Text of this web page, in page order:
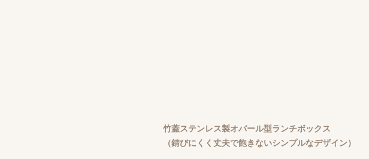
竹蓋ステンレス製オバール型ランチボックス
（錆びにくく丈夫で飽きないシンプルなデザイン）